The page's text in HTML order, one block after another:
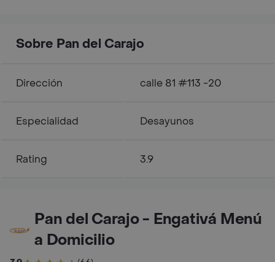
Sobre Pan del Carajo
Dirección calle 81 #113 -20
Especialidad Desayunos
Rating 3.9
Pan del Carajo - Engativá Menú
a Domicilio